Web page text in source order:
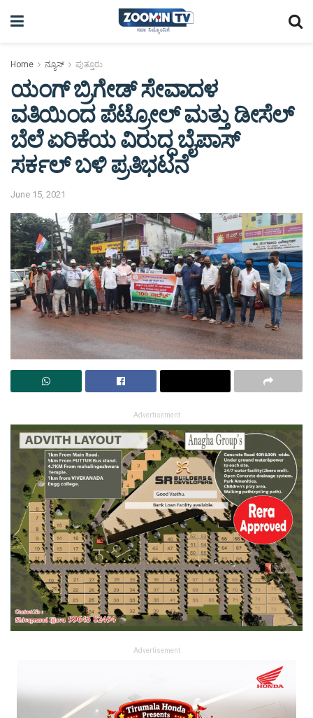
Home ನ್ಯೂಸ್ ಪುತ್ತೂರು
ಯಂಗ್ ಬ್ರಿಗೇಡ್ ಸೇವಾದಳ
ವತಿಯಿಂದ ಪೆಟ್ರೋಲ್ ಮತ್ತು ಡೀಸೆಲ್
ಬೆಲೆ ಏರಿಕೆಯ ವಿರುದ್ಧ ಬೈಪಾಸ್
ಸರ್ಕಲ್‌ ಬಳಿ ಪ್ರತಿಭಟನೆ
June 15, 2021
Advertisement
Advertisement